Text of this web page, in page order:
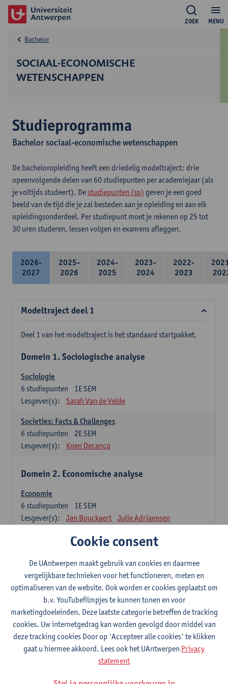
MENU
ZOEK
SOCIAAL-ECONOMISCHE
WETENSCHAPPEN
Bachelor
Studieprogramma
Bachelor sociaal-economische wetenschappen
De bacheloropleiding heeft een driedelig modeltraject: drie
opeenvolgende delen van 60 studiepunten per academiejaar (als
je voltijds studeert). De studiepunten (sp) geven je een goed
beeld van de tijd die je zal besteden aan je opleiding en aan elk
opleidingsonderdeel. Per studiepunt moet je rekenen op 25 tot
30 uren studeren, lessen volgen en examens afleggen.
2026-
2027
2025-
2026
2024-
2025
2023-
2024
2022-
2023
Modeltraject deel 1
Deel 1 van het modeltraject is het standaard startpakket.
Domein 1. Sociologische analyse
Sociologie
1E SEM
6 studiepunten
Lesgever(s):
Sarah Van de Velde
Societies: Facts & Challenges
2E SEM
6 studiepunten
Lesgever(s):
Koen Decancq
Domein 2. Economische analyse
Economie
1E SEM
6 studiepunten
Lesgever(s):
Jan Bouckaert Julie Adriaensen
Domein 3. Bedrijfseconomie
Accountancy
1E/2E SEM
6studiepunten
Lesgever(s):
Tom Van Caneghem Christine Lippens
Domein 6. Kwantitatieve methoden
Beschrijvende statistiek en kansrekenen
2E SEM
3studiepunten
Stephan Van der Veeken
Cookie consent
De UAntwerpen maakt gebruik van cookies en daarmee
vergelijkbare technieken voor het functioneren, meten en
optimaliseren van de website. Ook worden er cookies geplaatst om
b.v. YouTubefilmpjes te kunnen tonen en voor
marketingdoeleinden. Deze laatste categorie betreffen de tracking
cookies. Uw internetgedrag kan worden gevolgd door middel van
deze tracking cookies Door op 'Accepteer alle cookies' te klikken
gaat u hiermee akkoord. Lees ook het UAntwerpen Privacy
statement